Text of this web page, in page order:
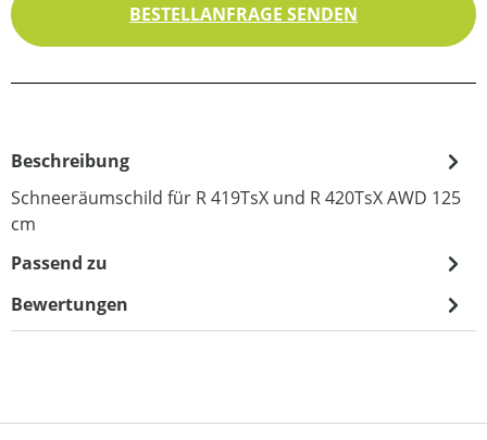
BESTELLANFRAGE SENDEN
Beschreibung
Schneeräumschild für R 419TsX und R 420TsX AWD 125
cm
Passend zu
Bewertungen